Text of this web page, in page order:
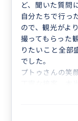
ど、聞いた質問
自分たちで行っ
ので、観光がよ
撮ってもらった
りたいこと全部
でした。
プトゥさんの笑